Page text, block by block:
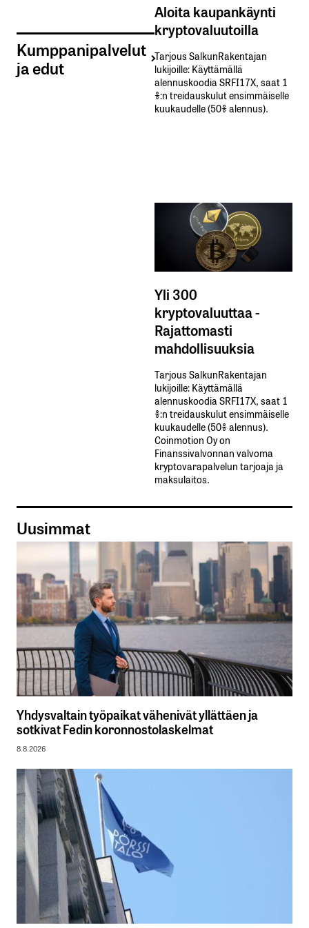
Kumppanipalvelut
ja edut
Aloita kaupankäynti
kryptovaluutoilla
Tarjous SalkunRakentajan
lukijoille: Käyttämällä​ ​
alennuskoodia​ ​SRFI17X,​ ​saat​ ​1
%:n treidauskulut​ ​ensimmäiselle​ ​
kuukaudelle​ ​(50%​ ​alennus).
Yli 300
kryptovaluuttaa -
Rajattomasti
mahdollisuuksia
Tarjous SalkunRakentajan
lukijoille: Käyttämällä​ ​
alennuskoodia​ ​SRFI17X,​ ​saat​ ​1
%:n treidauskulut​ ​ensimmäiselle​ ​
kuukaudelle​ ​(50%​ ​alennus).
Coinmotion Oy on
Finanssivalvonnan valvoma
kryptovarapalvelun tarjoaja ja
maksulaitos.
Uusimmat
Yhdysvaltain työpaikat vähenivät yllättäen ja
sotkivat Fedin koronnostolaskelmat
8.8.2026